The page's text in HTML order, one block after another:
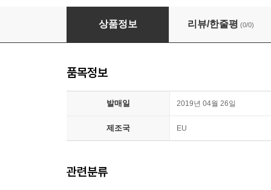
바그너 베스트 100 (100 Best Wagner)
상품정보 리뷰/한줄평 (0/0)
품목정보
발매일 2019년 04월 26일
제조국 EU
관련분류